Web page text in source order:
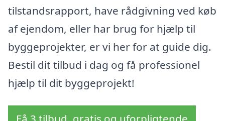
tilstandsrapport, have rådgivning ved køb
af ejendom, eller har brug for hjælp til
byggeprojekter, er vi her for at guide dig.
Bestil dit tilbud i dag og få professionel
hjælp til dit byggeprojekt!